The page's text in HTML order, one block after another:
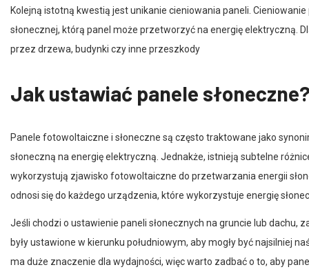
słonecznej, którą panel może przetworzyć na energię elektryczną.
przez drzewa, budynki czy inne przeszkody
słoneczną na energię elektryczną. Jednakże, istnieją subtelne
wykorzystują zjawisko fotowoltaiczne do przetwarzania energii
odnosi się do każdego urządzenia, które wykorzystuje energię
były ustawione w kierunku południowym, aby mogły być najsilniej
ma duże znaczenie dla wydajności, więc warto zadbać o to, aby
dachu, ważne jest również, aby pamiętać o zabezpieczeniach